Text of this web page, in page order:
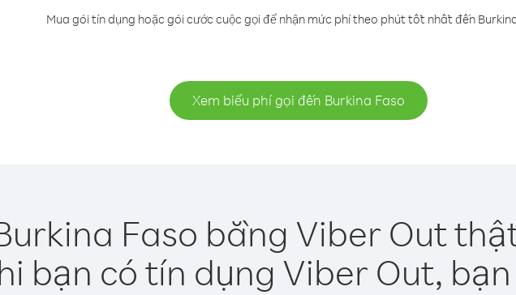
Mua gói tín dụng hoặc gói cước cuộc gọi để nhận mức phí theo phút tốt nhất đến
Xem biểu phí gọi đến Burkina Faso
Faso bằng Viber Out
bạn có tín dụng Viber Out,